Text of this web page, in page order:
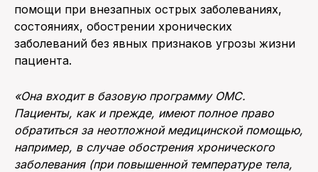
помощи при внезапных острых заболеваниях,
состояниях, обострении хронических
заболеваний без явных признаков угрозы жизни
пациента.
«Она входит в базовую программу ОМС.
Пациенты, как и прежде, имеютполное право
обратиться за неотложной медицинской помощью,
например, в случае обострения хронического
заболевания (при повышенной температуре тела,